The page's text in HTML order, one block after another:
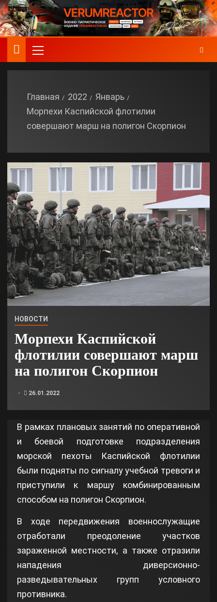
Главная 2022
Январь
Морпехи Каспийской флотилии
совершают марш на полигон Скорпион
НОВОСТИ
Морпехи Каспийской
флотилии совершают марш
на полигон Скорпион
26.01.2022
В рамках плановых занятий по оперативной
и боевой подготовке подразделения
морской пехоты Каспийской флотилии
были подняты по сигналу учебной тревоги и
приступили к маршу комбинированным
способом на полигон Скорпион.
В ходе передвижения военнослужащие
отработали преодоление участков
зараженной местности, а также отразили
нападения диверсионно-
разведывательных групп условного
противника.